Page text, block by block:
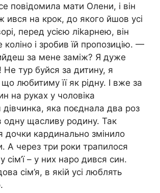
повідомила мати Олени, і він
ився на крок, до якого йшов усі
перед усією ліkарнею, він
коліно і зробив їй пропозицію. —
за мене заміж? Я дуже
тур буйся за дитину, я
любитиму її як рідну. І вже за
на руках у чоловіка
дівчинка, яка поєднала два роз
одну щасливу родину. Так
дочки кардинально змінило
А через три роки трапилося
сім’ї – у них наро дився син.
сім’я, в якій усі люблять